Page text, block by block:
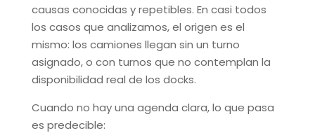
causas conocidas y repetibles. En casi todos
los casos que analizamos, el origen es el
mismo: los camiones llegan sin un turno
asignado, o con turnos que no contemplan la
disponibilidad real de los docks.
Cuando no hay una agenda clara, lo que pasa
es predecible: